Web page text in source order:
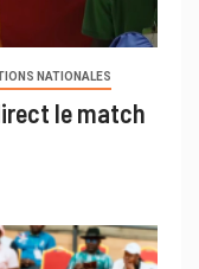
NATIONALES
le match